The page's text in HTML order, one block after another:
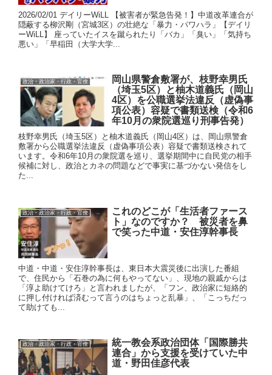
2026/02/01 デイリーWiLL 【被害者が緊急告発！】中道改革連合が
隠蔽する柳沢剛（宮城3区）の壮絶な「暴力・パワハラ」【デイリ
ーWiLL】 座っていたイスを蹴られたり「バカ」「臭い」「気持ち
悪い」「早稲田（大学大学...
政治・政治家・行政・官僚
岡山県警倉敷署が、枝野幸男氏
（埼玉5区）と柚木道義氏（岡山
4区）を公職選挙法違反（虚偽事
項公表）容疑で書類送検（令和6
年10月の衆院選巡り刑事告発）
枝野幸男氏（埼玉5区）と柚木道義氏（岡山4区）は、岡山県警倉
敷署から公職選挙法違反（虚偽事項公表）容疑で書類送検されて
います。令和6年10月の衆院選を巡り、選挙期間中に自民党の相手
候補に対し、政治とカネの問題などで事実に基づかない発信をし
た...
政治・政治家・行政・官僚
これのどこが「生活者ファース
ト」なのですか？ 被災者を鼻
で笑った中道・安住淳幹事長
中道・中道・安住淳幹事長は、東日本大震災後に出演した番組
で、住民から「石巻の為に何もやってない」、現地の親戚からは
「淳よ助けてけろ」と言われましたが、「フン、政治家に短絡的
に押し付ければ済むって言うのはちょっと乱暴」、「こっちだっ
て助けても...
政治・政治家・行政・官僚
統一教会系政治団体「国際勝共
連合」から支援を受けていた中
道・野田佳彦代表